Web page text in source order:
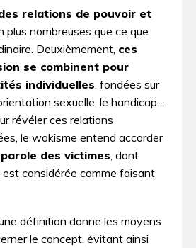
relations de pouvoir et
plus nombreuses que ce que
Deuxièmement, ces
se combinent pour
individuelles, fondées sur
sexuelle, le handicap…
révéler ces relations
le wokisme entend accorder
des victimes, dont
est considérée comme faisant
définition donne les moyens
le concept, évitant ainsi